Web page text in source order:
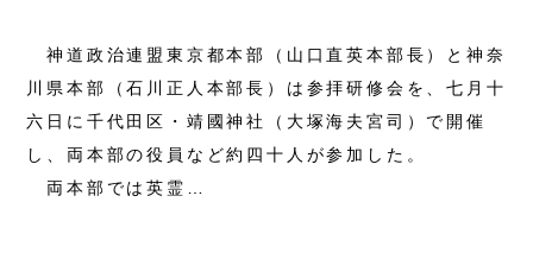
神道政治連盟東京都本部（山口直英本部長）と神奈
川県本部（石川正人本部長）は参拝研修会を、七月十
六日に千代田区・靖國神社（大塚海夫宮司）で開催
し、両本部の役員など約四十人が参加した。
両本部では英霊…